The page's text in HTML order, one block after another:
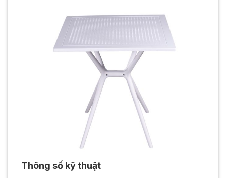
Thông số kỹ thuật